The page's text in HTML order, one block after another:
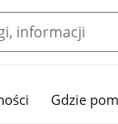
Gdzie